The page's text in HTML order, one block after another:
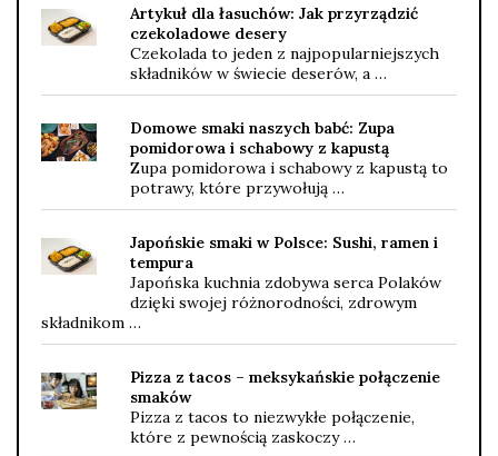
Artykuł dla łasuchów: Jak przyrządzić
czekoladowe desery
Czekolada to jeden z najpopularniejszych
składników w świecie deserów, a …
Domowe smaki naszych babć: Zupa
pomidorowa i schabowy z kapustą
Zupa pomidorowa i schabowy z kapustą to
potrawy, które przywołują …
Japońskie smaki w Polsce: Sushi, ramen i
tempura
Japońska kuchnia zdobywa serca Polaków
dzięki swojej różnorodności, zdrowym
składnikom …
Pizza z tacos – meksykańskie połączenie
smaków
Pizza z tacos to niezwykłe połączenie,
które z pewnością zaskoczy …